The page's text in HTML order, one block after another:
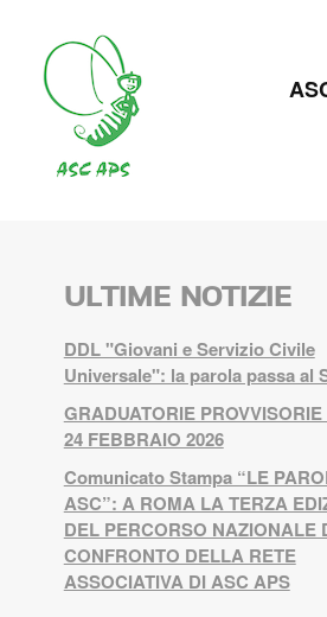
contenuto
principale
ULTIME NOTIZIE
DDL "Giovani e Servizio Civile
Universale": la parola passa al
GRADUATORIE
24 FEBBRAIO 2026
Comunicato Stampa “LE
ASC”: A ROMA LA TERZA
DEL PERCORSO NAZIONALE
CONFRONTO DELLA RETE
ASSOCIATIVA DI ASC APS